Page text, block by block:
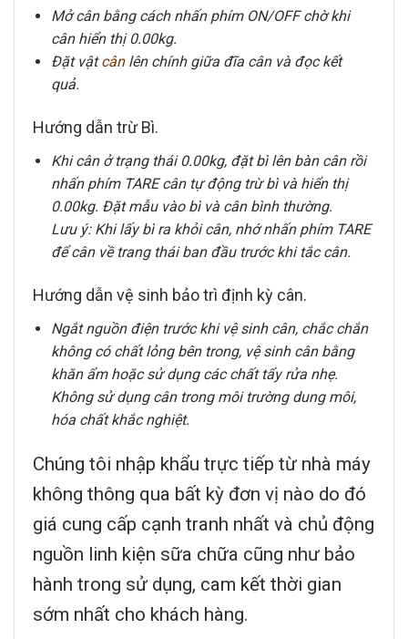
Mở cân bằng cách nhấn phím ON/OFF chờ khi
cân hiển thị 0.00kg.
Đặt vậtcânlên chính giữa đĩa cân và đọc kết
quả.
Hướng dẫn trừ Bì.
Khi cân ở trạng thái 0.00kg, đặt bì lên bàn cân rồi
nhấn phím TARE cân tự động trừ bì và hiển thị
0.00kg. Đặt mẫu vào bì và cân bình thường.
Lưu ý: Khi lấy bì ra khỏi cân, nhớ nhấn phím TARE
để cân về trang thái ban đầu trước khi tắc cân.
Hướng dẫn vệ sinh bảo trì định kỳ cân.
Ngắt nguồn điện trước khi vệ sinh cân, chắc chắn
không có chất lỏng bên trong, vệ sinh cân bằng
khăn ẩm hoặc sử dụng các chất tẩy rửa nhẹ.
Không sử dụng cân trong môi trường dung môi,
hóa chất khắc nghiệt.
Chúng tôi nhập khẩu trực tiếp từ nhà máy
không thông qua bất kỳ đơn vị nào do đó
giá cung cấp cạnh tranh nhất và chủ động
nguồn linh kiện sữa chữa cũng như bảo
hành trong sử dụng, cam kết thời gian
sớm nhất cho khách hàng.